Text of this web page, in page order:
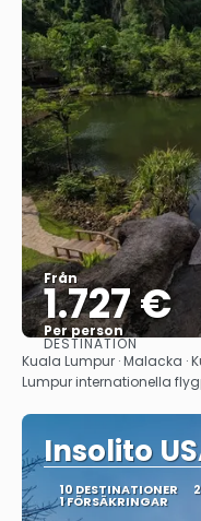
Från
1.727 €
Per person
DESTINATION
Kuala Lumpur · Malacka ·
Lumpur internationella
Insolito
10 DESTINATIONER
1 FÖRSÄKRINGAR